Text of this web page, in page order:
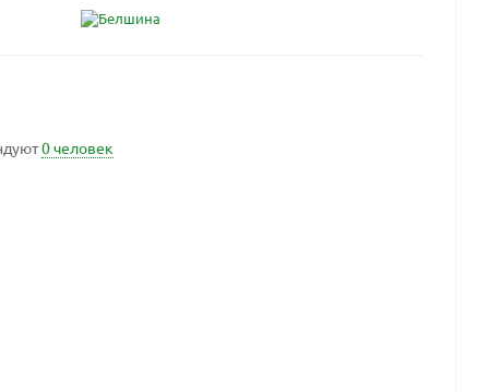
0 человек